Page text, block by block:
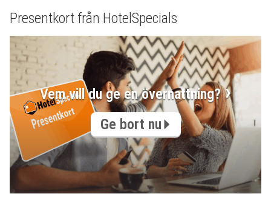
Presentkort från HotelSpecials
Vem vill du ge en övernattning?
Ge bort nu